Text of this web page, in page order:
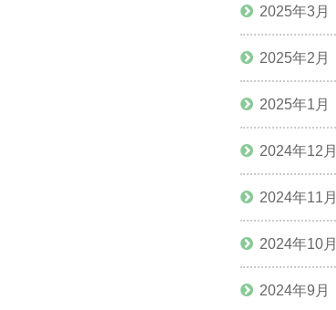
2025年3月
2025年2月
2025年1月
2024年12月
2024年11月
2024年10月
2024年9月